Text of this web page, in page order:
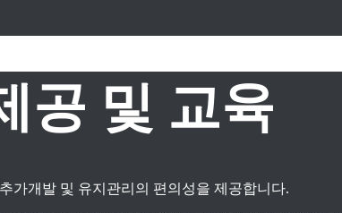
공 및 교육
가개발 및 유지관리의 편의성을 제공합니다.